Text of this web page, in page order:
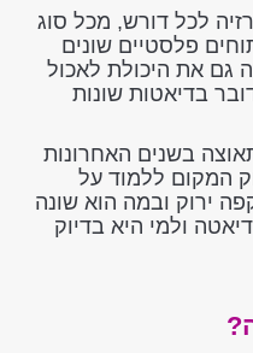
לכל דורש, מכל סוג
פלסטיים שונים
גם את היכולת לאכול
בדיאטות שונות
בשנים האחרונות
המקום ללמוד על
ירוק ובמה הוא שונה
ולמי היא בדיוק